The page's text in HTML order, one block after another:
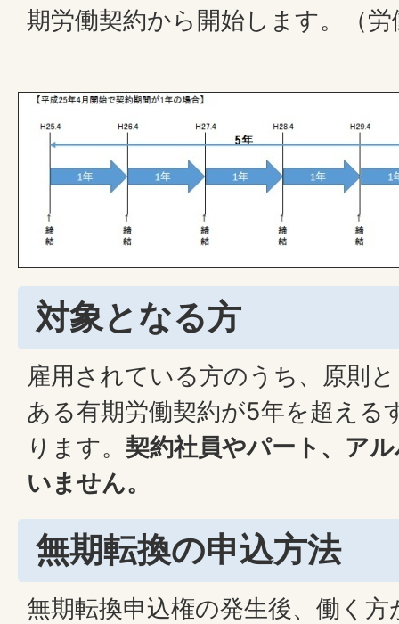
期労働契約から開始します。（
対象となる方
雇用されている方のうち、原則
ある有期労働契約が5年を超える
ります。 契約社員やパート、ア
いません。
無期転換の申込方法
無期転換申込権の発生後、働く